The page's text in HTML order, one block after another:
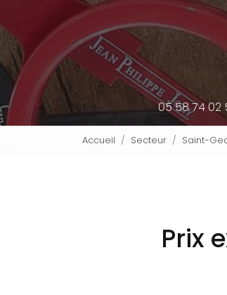
05 58 74 02
Accueil Secteur Saint-
Prix